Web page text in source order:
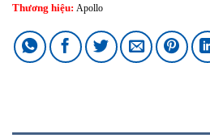
Thương hiệu: Apollo